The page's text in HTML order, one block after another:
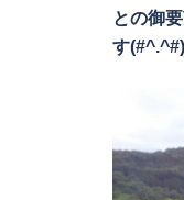
との御
す(#^.^#)